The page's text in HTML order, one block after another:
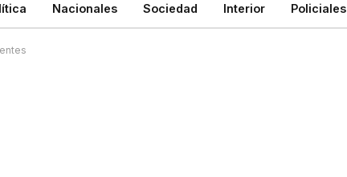
Nacionales Sociedad Interior Policiales